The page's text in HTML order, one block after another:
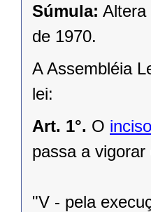
Súmula: Altera
de 1970.
A Assembléia
lei:
Art. 1°. O
passa a
"V - pela